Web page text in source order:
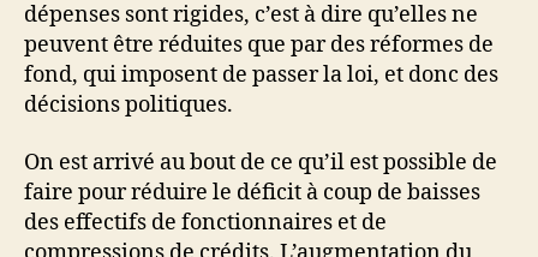
dépenses sont rigides, c’est à dire qu’elles ne
peuvent être réduites que par des réformes de
fond, qui imposent de passer la loi, et donc des
décisions politiques.
On est arrivé au bout de ce qu’il est possible de
faire pour réduire le déficit à coup de baisses
des effectifs de fonctionnaires et de